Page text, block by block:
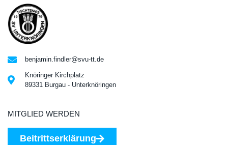
benjamin.findler@svu-tt.de
Knöringer Kirchplatz
89331 Burgau - Unterknöringen
MITGLIED WERDEN
Beitrittserklärung